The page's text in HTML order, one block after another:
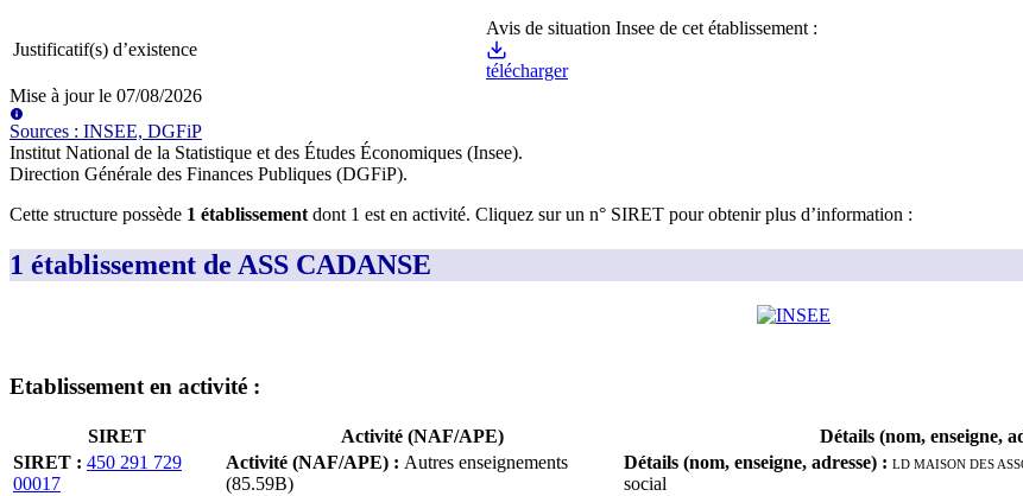
Justificatif(s) d’existence
Avis de situation Insee de cet établissement :
télécharger
Mise à jour le 07/08/2026
Sources : INSEE, DGFiP
Institut National de la Statistique et des Études Économiques (Insee).
Direction Générale des Finances Publiques (DGFiP).
Cette structure possède 1 établissement dont 1 est en activité. Cliquez sur un n° SIRET pour obtenir plus d’information :
1 établissement de ASS CADANSE
Etablissement en activité :
SIRET Activité (NAF/APE) Détails (nom, enseigne,
SIRET : 450 291 729
00017
Activité (NAF/APE) : Autres enseignements
(85.59B)
Détails (nom, enseigne, adresse) : LD MAISON DES
social